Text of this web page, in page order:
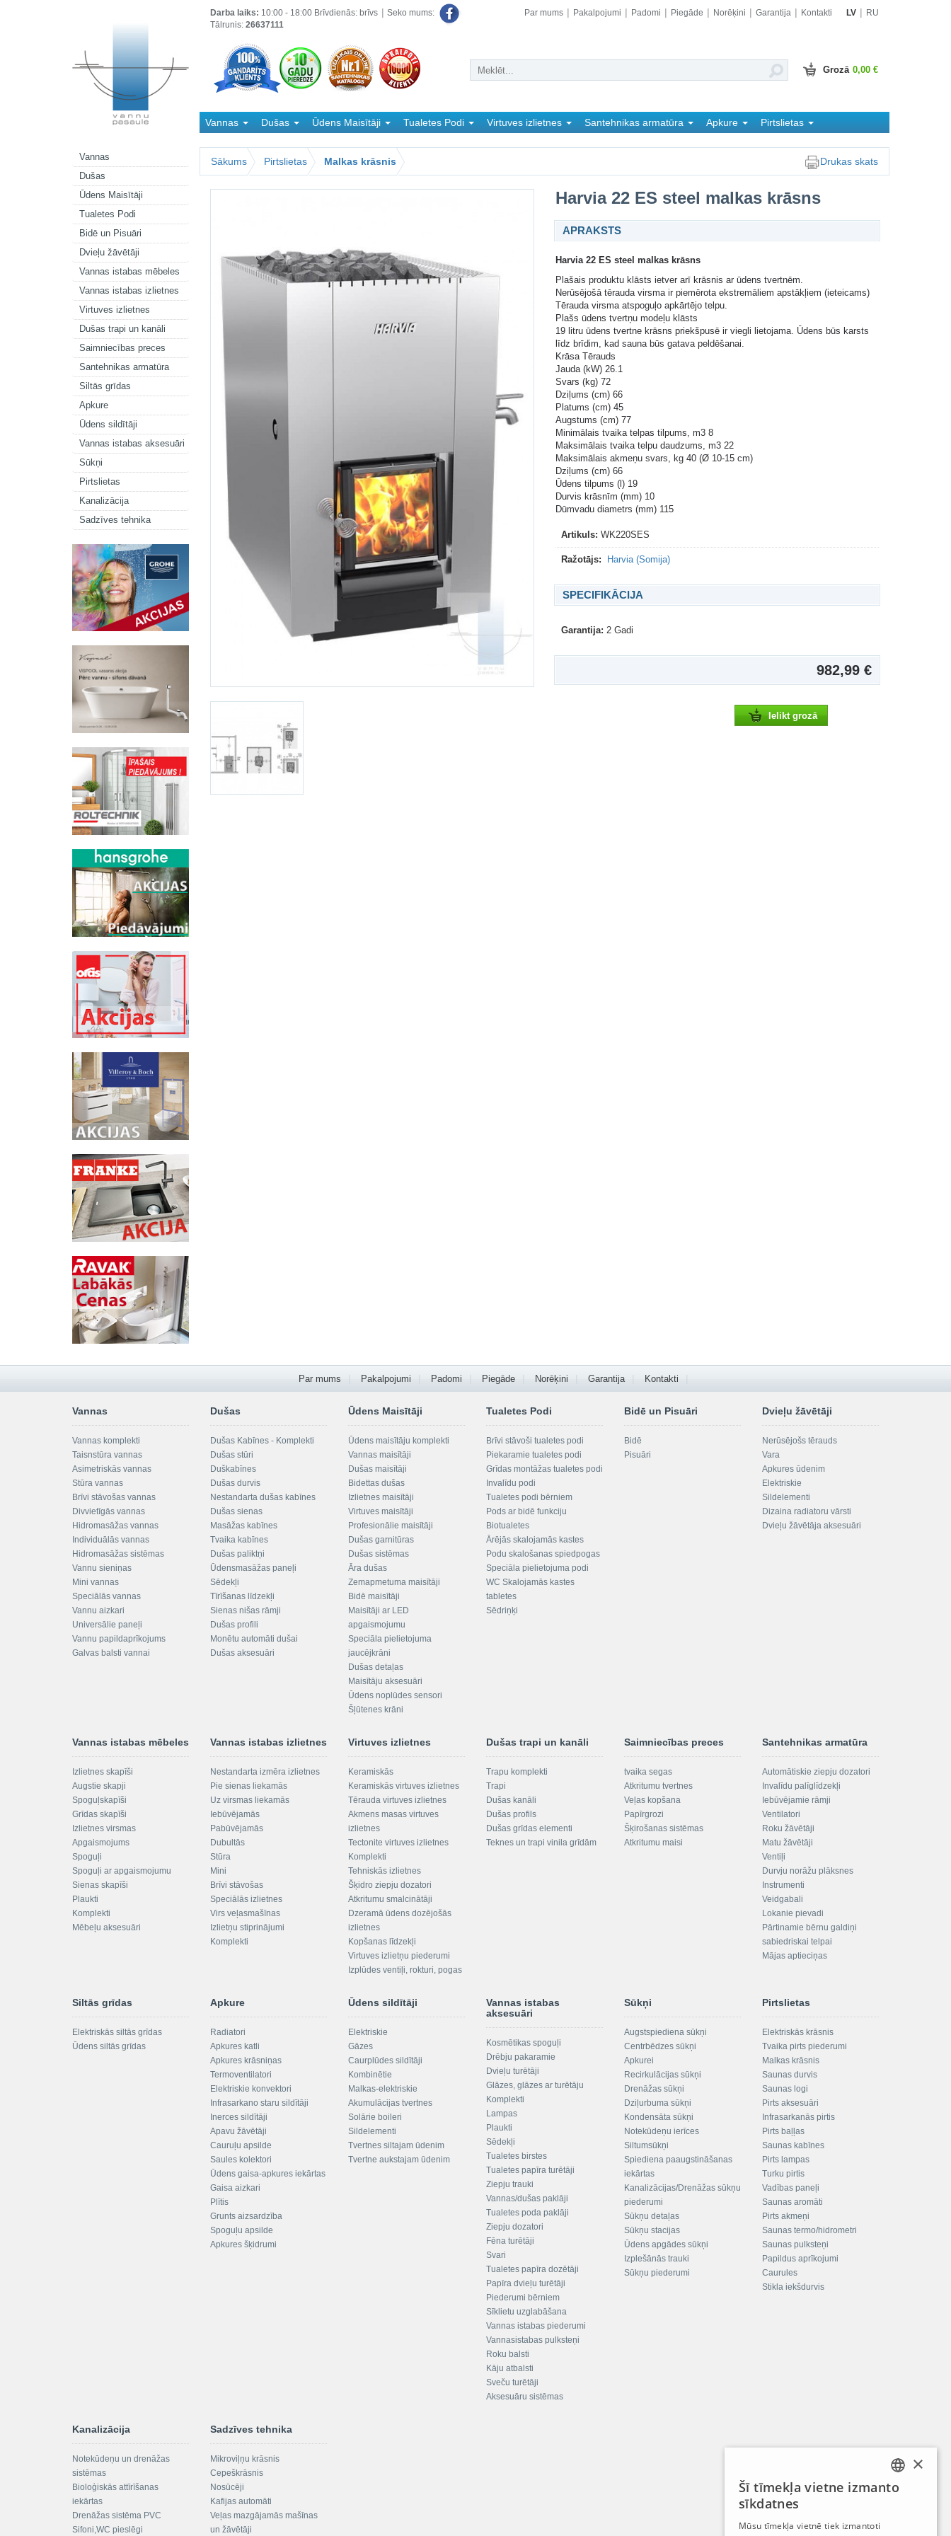
Vannas
Dušas
Ūdens Maisītāji
Tualetes Podi
Bidē un Pisuāri
Dvieļu žāvētāji
Vannas istabas mēbeles
Vannas istabas izlietnes
Virtuves izlietnes
Dušas trapi un kanāli
Saimniecības preces
Santehnikas armatūra
Siltās grīdas
Apkure
Ūdens sildītāji
Vannas istabas aksesuāri
Sūkņi
Pirtslietas
Kanalizācija
Sadzīves tehnika
Darba laiks: 10:00 - 18:00 Brīvdienās: brīvs
Tālrunis: 26637111
Seko mums: Par mums Pakalpojumi Padomi Piegāde Norēķini Garantija Kontakti LV RU
Grozā 0,00 €
Vannas Dušas Ūdens Maisītāji Tualetes Podi Virtuves izlietnes Santehnikas armatūra Apkure
Pirtslietas
Sākums
Pirtslietas Malkas krāsnis Drukas skats
Harvia 22 ES steel malkas krāsns
APRAKSTS
Harvia 22 ES steel malkas krāsns
Plašais produktu klāsts ietver arī krāsnis ar ūdens tvertnēm.
Nerūsējošā tērauda virsma ir piemērota ekstremāliem apstākļiem (ieteicams)
Tērauda virsma atspoguļo apkārtējo telpu.
Plašs ūdens tvertņu modeļu klāsts
19 litru ūdens tvertne krāsns priekšpusē ir viegli lietojama. Ūdens būs karsts
līdz brīdim, kad sauna būs gatava peldēšanai.
Krāsa Tērauds
Jauda (kW) 26.1
Svars (kg) 72
Dziļums (cm) 66
Platums (cm) 45
Augstums (cm) 77
Minimālais tvaika telpas tilpums, m3 8
Maksimālais tvaika telpu daudzums, m3 22
Maksimālais akmeņu svars, kg 40 (Ø 10-15 cm)
Dziļums (cm) 66
Ūdens tilpums (l) 19
Durvis krāsnīm (mm) 10
Dūmvadu diametrs (mm) 115
Artikuls: WK220SES
Ražotājs: Harvia (Somija)
SPECIFIKĀCIJA
Garantija: 2 Gadi
982,99 €
Ielikt grozā
Par mums Pakalpojumi Padomi Piegāde Norēķini Garantija Kontakti
Vannas
Vannas komplekti
Taisnstūra vannas
Asimetriskās vannas
Stūra vannas
Brīvi stāvošas vannas
Divvietīgās vannas
Hidromasāžas vannas
Individuālās vannas
Hidromasāžas sistēmas
Vannu sieniņas
Mini vannas
Speciālās vannas
Vannu aizkari
Universālie paneļi
Vannu papildaprīkojums
Galvas balsti vannai
Dušas
Dušas Kabīnes - Komplekti
Dušas stūri
Duškabīnes
Dušas durvis
Nestandarta dušas kabīnes
Dušas sienas
Masāžas kabīnes
Tvaika kabīnes
Dušas paliktņi
Ūdensmasāžas paneļi
Sēdekļi
Tīrīšanas līdzekļi
Sienas nišas rāmji
Dušas profili
Monētu automāti dušai
Dušas aksesuāri
Ūdens Maisītāji
Ūdens maisītāju komplekti
Vannas maisītāji
Dušas maisītāji
Bidettas dušas
Izlietnes maisītāji
Virtuves maisītāji
Profesionālie maisītāji
Dušas garnitūras
Dušas sistēmas
Āra dušas
Zemapmetuma maisītāji
Bidē maisītāji
Maisītāji ar LED
apgaismojumu
Speciāla pielietojuma
jaucējkrāni
Dušas detaļas
Maisītāju aksesuāri
Ūdens noplūdes sensori
Šļūtenes krāni
Tualetes Podi
Brīvi stāvoši tualetes podi
Piekaramie tualetes podi
Grīdas montāžas tualetes podi
Invalīdu podi
Tualetes podi bērniem
Pods ar bidē funkciju
Biotualetes
Ārējās skalojamās kastes
Podu skalošanas spiedpogas
Speciāla pielietojuma podi
WC Skalojamās kastes
tabletes
Sēdriņķi
Bidē un Pisuāri
Bidē
Pisuāri
Dvieļu žāvētāji
Nerūsējošs tērauds
Vara
Apkures ūdenim
Elektriskie
Sildelementi
Dizaina radiatoru vārsti
Dvieļu žāvētāja aksesuāri
Vannas istabas mēbeles
Izlietnes skapīši
Augstie skapji
Spoguļskapīši
Grīdas skapīši
Izlietnes virsmas
Apgaismojums
Spoguļi
Spoguļi ar apgaismojumu
Sienas skapīši
Plaukti
Komplekti
Mēbeļu aksesuāri
Vannas istabas izlietnes
Nestandarta izmēra izlietnes
Pie sienas liekamās
Uz virsmas liekamās
Iebūvējamās
Pabūvējamās
Dubultās
Stūra
Mini
Brīvi stāvošas
Speciālās izlietnes
Virs veļasmašīnas
Izlietņu stiprinājumi
Komplekti
Virtuves izlietnes
Keramiskās
Keramiskās virtuves izlietnes
Tērauda virtuves izlietnes
Akmens masas virtuves
izlietnes
Tectonite virtuves izlietnes
Komplekti
Tehniskās izlietnes
Šķidro ziepju dozatori
Atkritumu smalcinātāji
Dzeramā ūdens dozējošās
izlietnes
Kopšanas līdzekļi
Virtuves izlietņu piederumi
Izplūdes ventiļi, rokturi, pogas
Dušas trapi un kanāli
Trapu komplekti
Trapi
Dušas kanāli
Dušas profils
Dušas grīdas elementi
Teknes un trapi vinila grīdām
Saimniecības preces
tvaika segas
Atkritumu tvertnes
Veļas kopšana
Papīrgrozi
Šķirošanas sistēmas
Atkritumu maisi
Santehnikas armatūra
Automātiskie ziepju dozatori
Invalīdu palīglīdzekļi
Iebūvējamie rāmji
Ventilatori
Roku žāvētāji
Matu žāvētāji
Ventiļi
Durvju norāžu plāksnes
Instrumenti
Veidgabali
Lokanie pievadi
Pārtinamie bērnu galdiņi
sabiedriskai telpai
Mājas aptieciņas
Siltās grīdas
Elektriskās siltās grīdas
Ūdens siltās grīdas
Apkure
Radiatori
Apkures katli
Apkures krāsniņas
Termoventilatori
Elektriskie konvektori
Infrasarkano staru sildītāji
Inerces sildītāji
Apavu žāvētāji
Cauruļu apsilde
Saules kolektori
Ūdens gaisa-apkures iekārtas
Gaisa aizkari
Plītis
Grunts aizsardzība
Spoguļu apsilde
Apkures šķidrumi
Ūdens sildītāji
Elektriskie
Gāzes
Caurplūdes sildītāji
Kombinētie
Malkas-elektriskie
Akumulācijas tvertnes
Solārie boileri
Sildelementi
Tvertnes siltajam ūdenim
Tvertne aukstajam ūdenim
Vannas istabas
aksesuāri
Kosmētikas spoguļi
Drēbju pakaramie
Dvieļu turētāji
Glāzes, glāzes ar turētāju
Komplekti
Lampas
Plaukti
Sēdekļi
Tualetes birstes
Tualetes papīra turētāji
Ziepju trauki
Vannas/dušas paklāji
Tualetes poda paklāji
Ziepju dozatori
Fēna turētāji
Svari
Tualetes papīra dozētāji
Papīra dvieļu turētāji
Piederumi bērniem
Sīklietu uzglabāšana
Vannas istabas piederumi
Vannasistabas pulksteņi
Roku balsti
Kāju atbalsti
Sveču turētāji
Aksesuāru sistēmas
Sūkņi
Augstspiediena sūkņi
Centrbēdzes sūkņi
Apkurei
Recirkulācijas sūkņi
Drenāžas sūkņi
Dziļurbuma sūkņi
Kondensāta sūkņi
Notekūdeņu ierīces
Siltumsūkņi
Spiediena paaugstināšanas
iekārtas
Kanalizācijas/Drenāžas sūkņu
piederumi
Sūkņu detaļas
Sūkņu stacijas
Ūdens apgādes sūkņi
Izplešānās trauki
Sūkņu piederumi
Pirtslietas
Elektriskās krāsnis
Tvaika pirts piederumi
Malkas krāsnis
Saunas durvis
Saunas logi
Pirts aksesuāri
Infrasarkanās pirtis
Pirts baļļas
Saunas kabīnes
Pirts lampas
Turku pirtis
Vadības paneļi
Saunas aromāti
Pirts akmeņi
Saunas termo/hidrometri
Saunas pulksteņi
Papildus aprīkojumi
Caurules
Stikla iekšdurvis
Kanalizācija
Notekūdeņu un drenāžas
sistēmas
Bioloģiskās attīrīšanas
iekārtas
Drenāžas sistēma PVC
Sifoni,WC pieslēgi
Sadzīves tehnika
Mikroviļņu krāsnis
Cepeškrāsnis
Nosūcēji
Kafijas automāti
Veļas mazgājamās mašīnas
un žāvētāji
LATVIAN
×
Šī tīmekļa vietne izmanto
sīkdatnes
Mūsu tīmekļa vietnē tiek izmantoti